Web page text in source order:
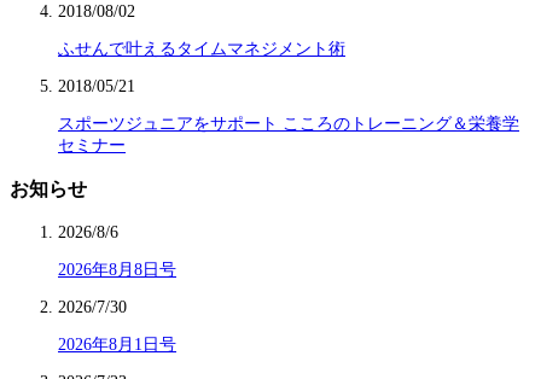
2018/08/02
ふせんで叶えるタイムマネジメント術
2018/05/21
スポーツジュニアをサポート こころのトレーニング＆栄養学
セミナー
お知らせ
2026/8/6
2026年8月8日号
2026/7/30
2026年8月1日号